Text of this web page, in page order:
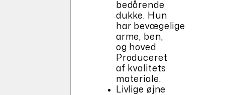
bedårende
dukke. Hun
har bevægelige
arme, ben,
og hoved
Produceret
af kvalitets
materiale.
Livlige øjne